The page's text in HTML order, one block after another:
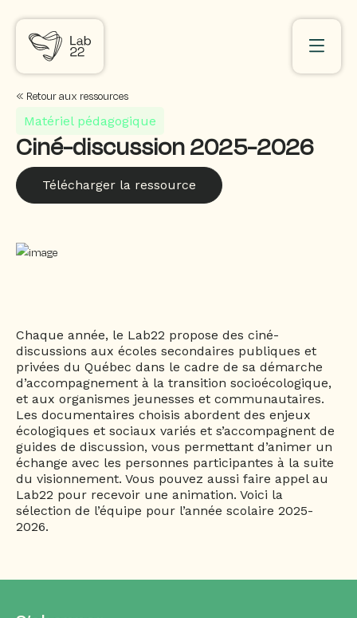
« Retour aux ressources
Matériel pédagogique
Ciné-discussion 2025-2026
Télécharger la ressource
Chaque année, le Lab22 propose des ciné-
discussions aux écoles secondaires publiques et
privées du Québec dans le cadre de sa démarche
d’accompagnement à la transition socioécologique,
et aux organismes jeunesses et communautaires.
Les documentaires choisis abordent des enjeux
écologiques et sociaux variés et s’accompagnent de
guides de discussion, vous permettant d’animer un
échange avec les personnes participantes à la suite
du visionnement. Vous pouvez aussi faire appel au
Lab22 pour recevoir une animation. Voici la
sélection de l’équipe pour l’année scolaire 2025-
2026.